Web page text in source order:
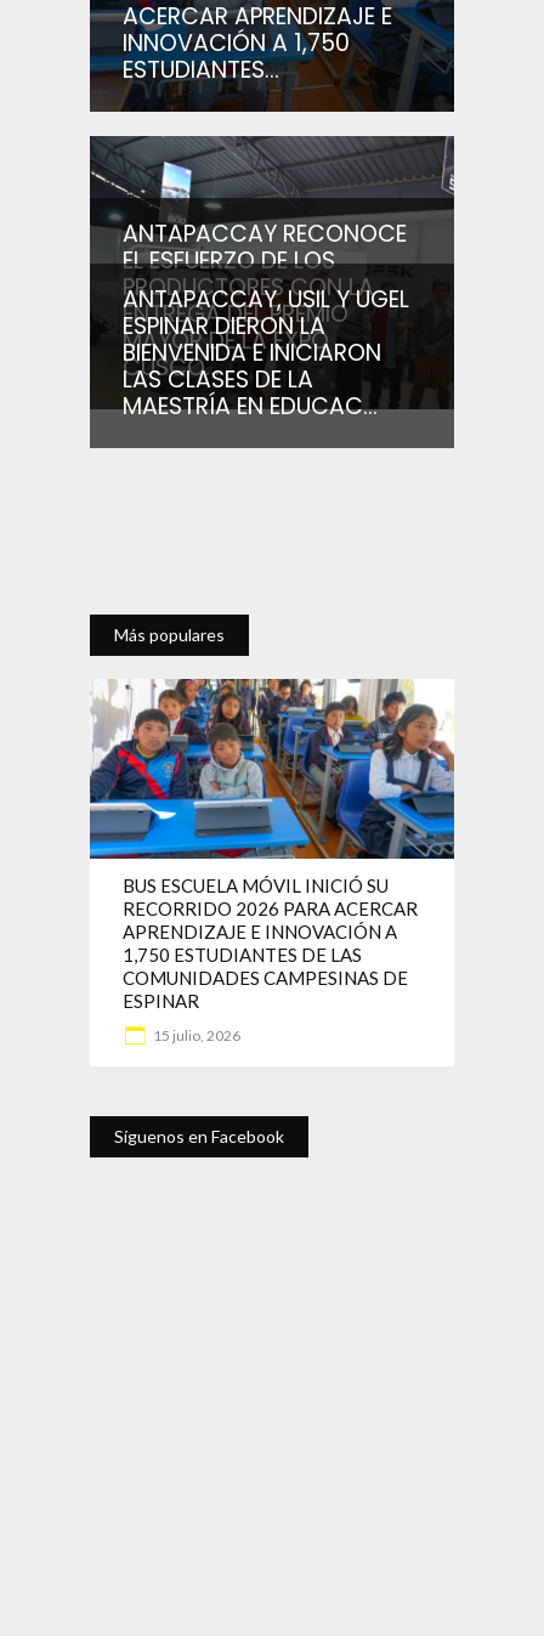
ACERCAR APRENDIZAJE E
INNOVACIÓN A 1,750
ESTUDIANTES...
ANTAPACCAY RECONOCE
EL ESFUERZO DE LOS
PRODUCTORES CON LA
ENTREGA DEL PREMIO
MAYOR DE LA EXPO
CUSCO...
ANTAPACCAY, USIL Y UGEL
ESPINAR DIERON LA
BIENVENIDA E INICIARON
LAS CLASES DE LA
MAESTRÍA EN EDUCAC...
Más populares
BUS ESCUELA MÓVIL INICIÓ SU
RECORRIDO 2026 PARA ACERCAR
APRENDIZAJE E INNOVACIÓN A
1,750 ESTUDIANTES DE LAS
COMUNIDADES CAMPESINAS DE
ESPINAR
15 julio, 2026
Síguenos en Facebook